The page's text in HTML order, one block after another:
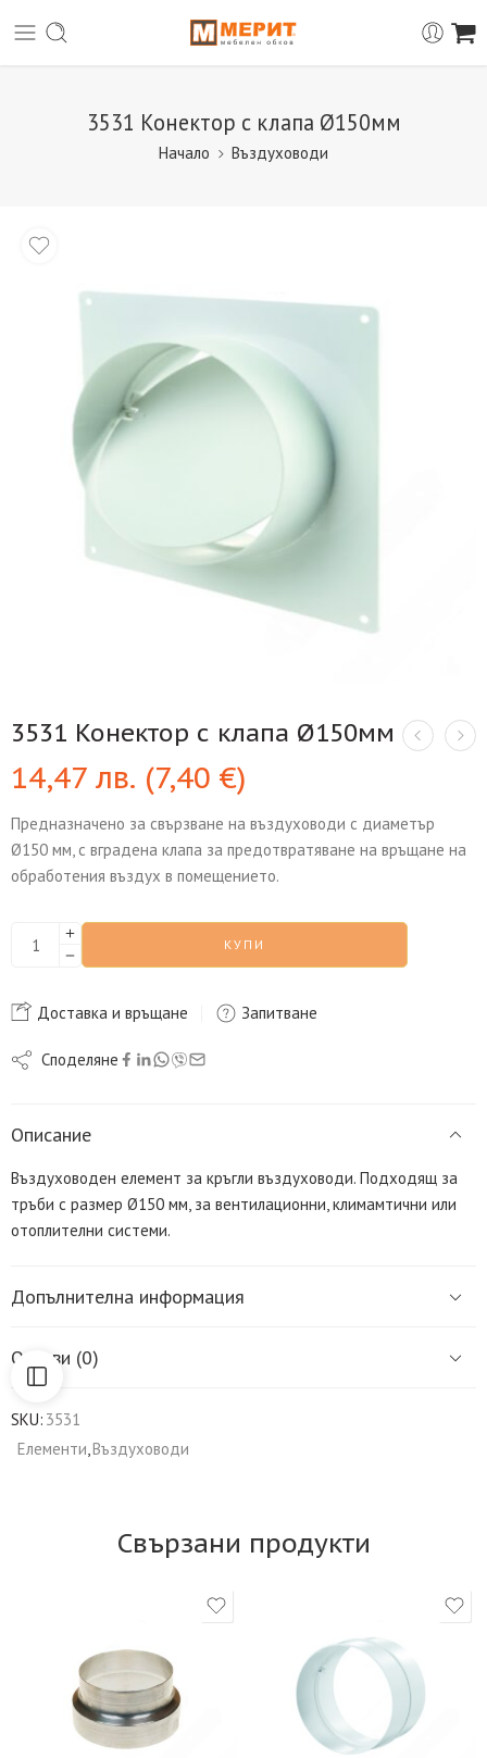
3531 Конектор с клапа Ø150мм
Начало Въздуховоди
3531 Конектор с клапа Ø150мм
14,47лв. (7,40€)
Предназначено за свързване на въздуховоди с диаметър
Ø150 мм, с вградена клапа за предотвратяване на връщане на
обработения въздух в помещението.
КУПИ
Доставка и връщане Запитване
Споделяне
Описание
Въздуховоден елемент за кръгли въздуховоди. Подходящ за
тръби с размер Ø150 мм, за вентилационни, климамтични или
отоплителни системи.
Допълнителна информация
Отзиви (0)
SKU: 3531
Елементи,Въздуховоди
Свързани продукти